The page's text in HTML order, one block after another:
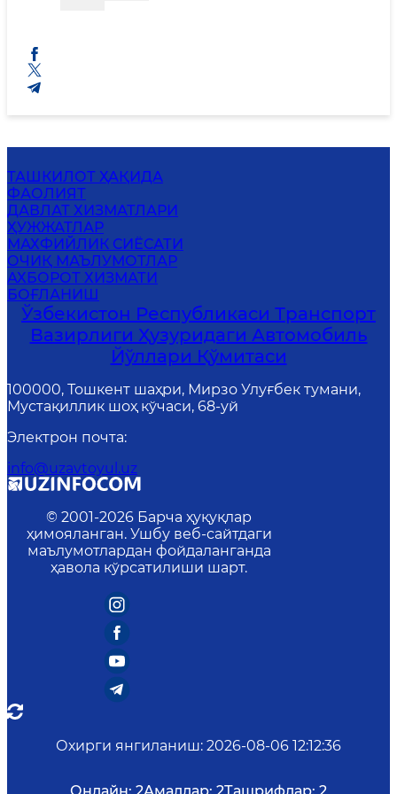
ТАШКИЛОТ ҲАҚИДА
ФАОЛИЯТ
ДАВЛАТ ХИЗМАТЛАРИ
ҲУЖЖАТЛАР
МАХФИЙЛИК СИЁСАТИ
ОЧИҚ МАЪЛУМОТЛАР
АХБОРОТ ХИЗМАТИ
БОҒЛАНИШ
Ўзбекистон Республикаси Транспорт
Вазирлиги Ҳузуридаги Автомобиль
Йўллари Қўмитаси
100000, Тошкент шаҳри, Мирзо Улуғбек тумани,
Мустақиллик шоҳ кўчаси, 68-уй
Электрон почта:
info@uzavtoyul.uz
© 2001-2026 Барча ҳуқуқлар
ҳимояланган. Ушбу веб-сайтдаги
маълумотлардан фойдаланганда
ҳавола кўрсатилиши шарт.
Охирги янгиланиш: 2026-08-06 12:12:36